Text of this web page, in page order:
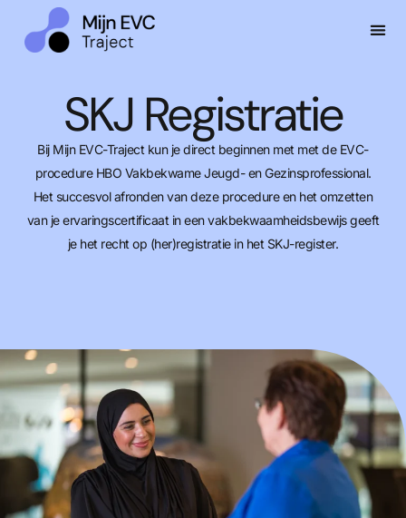
SKJ Registratie
Bij Mijn EVC-Traject kun je direct beginnen met met de EVC-
procedure HBO Vakbekwame Jeugd- en Gezinsprofessional.
Het succesvol afronden van deze procedure en het omzetten
van je ervaringscertificaat in een vakbekwaamheidsbewijs geeft
je het recht op (her)registratie in het SKJ-register.